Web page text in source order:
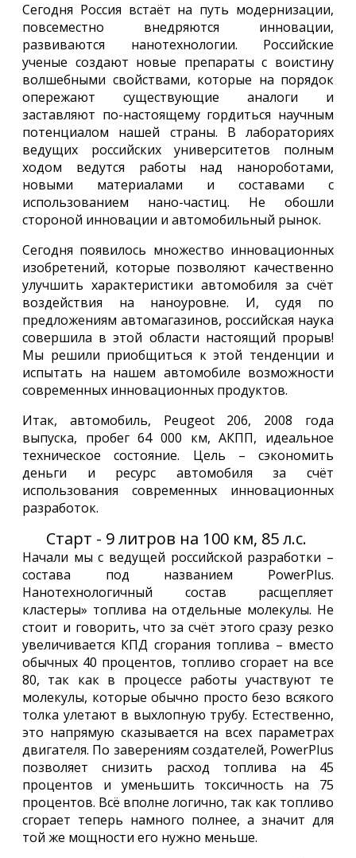
Сегодня Россия встаёт на путь модернизации,
повсеместно внедряются инновации,
развиваются нанотехнологии. Российские
ученые создают новые препараты с воистину
волшебными свойствами, которые на порядок
опережают существующие аналоги и
заставляют по-настоящему гордиться научным
потенциалом нашей страны. В лабораториях
ведущих российских университетов полным
ходом ведутся работы над нанороботами,
новыми материалами и составами с
использованием нано-частиц. Не обошли
стороной инновации и автомобильный рынок.
Сегодня появилось множество инновационных
изобретений, которые позволяют качественно
улучшить характеристики автомобиля за счёт
воздействия на наноуровне. И, судя по
предложениям автомагазинов, российская наука
совершила в этой области настоящий прорыв!
Мы решили приобщиться к этой тенденции и
испытать на нашем автомобиле возможности
современных инновационных продуктов.
Итак, автомобиль, Peugeot 206, 2008 года
выпуска, пробег 64 000 км, АКПП, идеальное
техническое состояние. Цель – сэкономить
деньги и ресурс автомобиля за счёт
использования современных инновационных
разработок.
Старт - 9 литров на 100 км, 85 л.с.
Начали мы с ведущей российской разработки –
состава под названием PowerPlus.
Нанотехнологичный состав расщепляет
кластеры» топлива на отдельные молекулы. Не
стоит и говорить, что за счёт этого сразу резко
увеличивается КПД сгорания топлива – вместо
обычных 40 процентов, топливо сгорает на все
80, так как в процессе работы участвуют те
молекулы, которые обычно просто безо всякого
толка улетают в выхлопную трубу. Естественно,
это напрямую сказывается на всех параметрах
двигателя. По заверениям создателей, PowerPlus
позволяет снизить расход топлива на 45
процентов и уменьшить токсичность на 75
процентов. Всё вполне логично, так как топливо
сгорает теперь намного полнее, а значит для
той же мощности его нужно меньше.